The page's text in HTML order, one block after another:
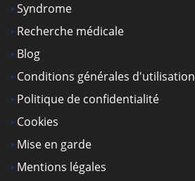
Syndrome
Recherche médicale
Blog
Conditions générales d'utilisation
Politique de confidentialité
Cookies
Mise en garde
Mentions légales